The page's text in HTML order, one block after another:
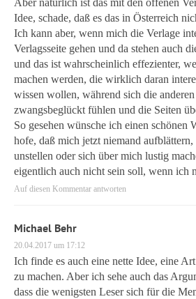
Aber natürlich ist das mit den offenen
Idee, schade, daß es das in Österreich
Ich kann aber, wenn mich die Verlage
Verlagsseite gehen und da stehen auch
und das ist wahrscheinlich effezienter,
machen werden, die wirklich daran
wissen wollen, während sich die
zwangsbeglückt fühlen und die Seiten
So gesehen wünsche ich einen schönen
hofe, daß mich jetzt niemand
unstellen oder sich über mich lustig
eigentlich auch nicht sein soll, wenn ich
Auf diesen Kommentar antworten
Michael Behr
20.04.2017 um 17:12
Ich finde es auch eine nette Idee, eine
zu machen. Aber ich sehe auch das
dass die wenigsten Leser sich für die